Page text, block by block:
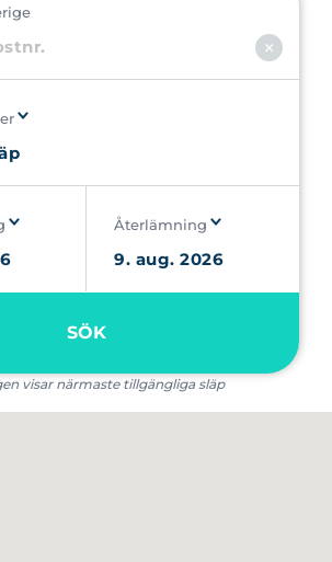
Återlämning
SÖK
visar närmaste tillgängliga släp